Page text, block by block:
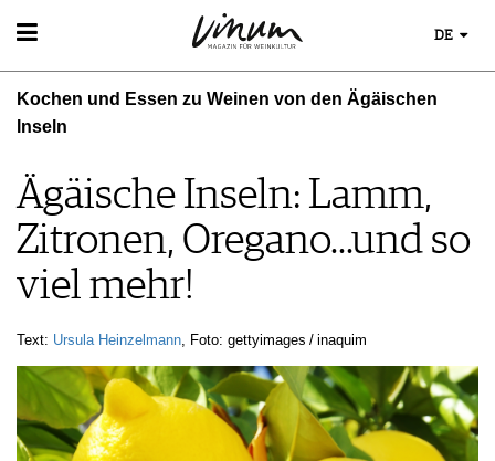
WEIN
WEINSUCHE
GUIDE WEINGÜTER
WINZER
WEINE DES MONATS
TRINKREIFETABELLE
UNIQUE WINERIES
CLUB LES DOMAINES
WEINWISSEN
WEINLEXIKON
WEINGESCHICHTE
WEINLAGERUNG
INFOGRAFIKEN
TIPPS & TRICKS
EVENTKALENDER
AWARDS
EVENT-BILDER
FOOD PAIRING TIPPS
FOOD PAIRING TABELLE
REZEPTE
WEINREISEN
MAGAZIN
DE
Kochen und Essen zu Weinen von den Ägäischen
Inseln
Ägäische Inseln: Lamm,
Zitronen, Oregano...und so
viel mehr!
Text: Ursula Heinzelmann, Foto: gettyimages / inaquim